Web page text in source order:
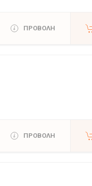
ΠΡΟΒΟΛΗ
ΠΡΟΒΟΛΗ